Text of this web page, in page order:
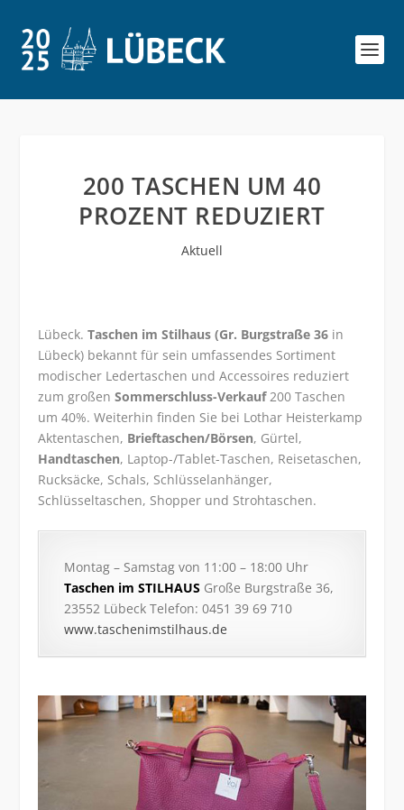
200 TASCHEN UM 40
PROZENT REDUZIERT
Aktuell
Lübeck.Taschen im Stilhaus (Gr. Burgstraße 36 in
Lübeck) bekannt für sein umfassendes Sortiment
modischer Ledertaschen und Accessoires reduziert
zum großenSommerschluss-Verkauf200 Taschen
um 40%. Weiterhin finden Sie bei Lothar Heisterkamp
Aktentaschen, Brieftaschen/Börsen, Gürtel,
Handtaschen, Laptop-/Tablet-Taschen, Reisetaschen,
Rucksäcke, Schals, Schlüsselanhänger,
Schlüsseltaschen, Shopper und Strohtaschen.
Montag – Samstag von 11:00 – 18:00 Uhr
Taschen im STILHAUS Große Burgstraße 36,
23552 Lübeck Telefon: 0451 39 69 710
www.taschenimstilhaus.de